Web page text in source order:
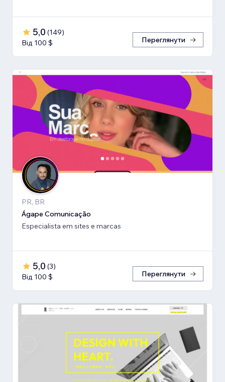
5,0 (149)
Від 100 $
Переглянути
PR, BR
Ágape Comunicação
Especialista em sites e marcas
5,0 (3)
Від 100 $
Переглянути